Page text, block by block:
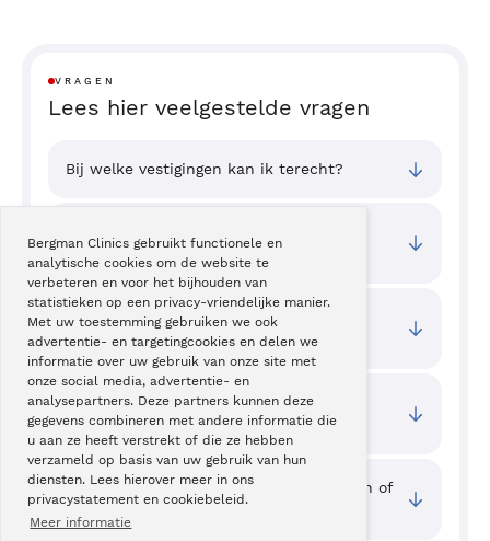
Bergman Clinics gebruikt functionele en
analytische cookies om de website te
verbeteren en voor het bijhouden van
statistieken op een privacy-vriendelijke manier.
Met uw toestemming gebruiken we ook
advertentie- en targetingcookies en delen we
informatie over uw gebruik van onze site met
onze social media, advertentie- en
analysepartners. Deze partners kunnen deze
gegevens combineren met andere informatie die
u aan ze heeft verstrekt of die ze hebben
verzameld op basis van uw gebruik van hun
diensten. Lees hierover meer in ons
privacystatement en cookiebeleid.
Meer informatie
VRAGEN
Lees hier veelgestelde vragen
Bij welke vestigingen kan ik terecht?
behandeling?
Wat kunt u zelf doen om de rosacea te
verminderen?
Wat zijn de vooruitzichten wanneer u
rosacea heeft?
Waar kan ik ervaringen van cliënten zien of
mijn ervaring delen?